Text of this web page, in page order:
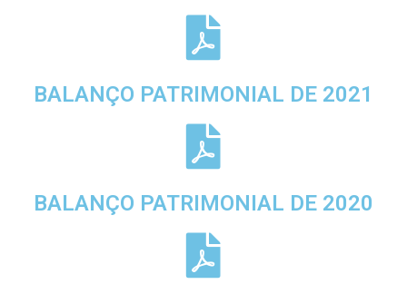
BALANÇO PATRIMONIAL DE 2021
BALANÇO PATRIMONIAL DE 2020